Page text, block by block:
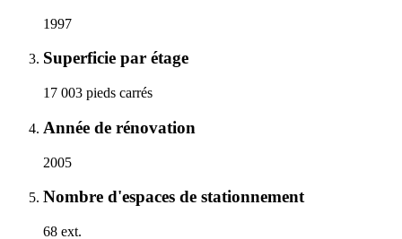
1997
Superficie par étage
17 003 pieds carrés
Année de rénovation
2005
Nombre d'espaces de stationnement
68 ext.